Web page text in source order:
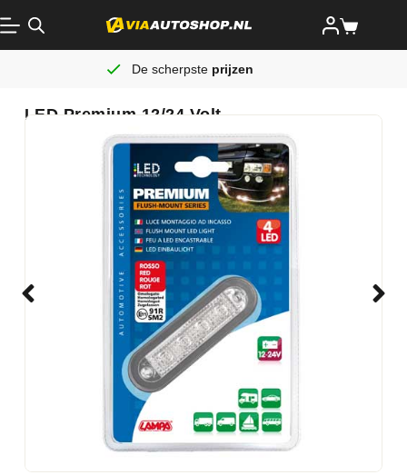
De scherpste prijzen
LED Premium 12/24 Volt